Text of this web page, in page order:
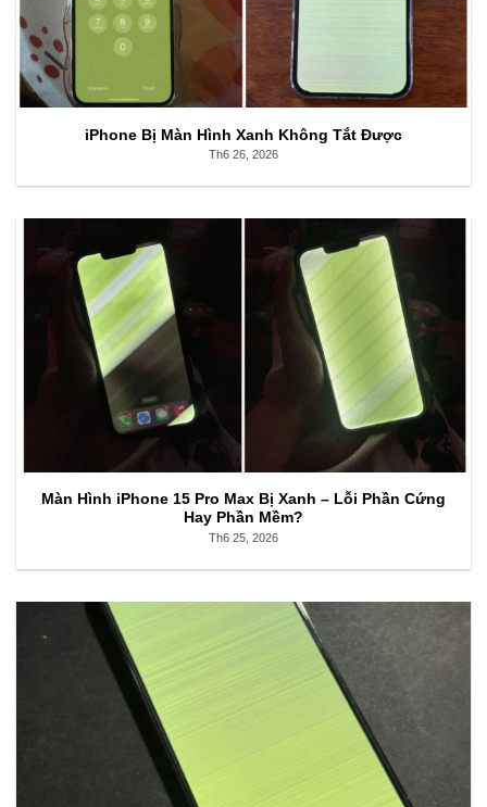
iPhone Bị Màn Hình Xanh Không Tắt Được
Th6 26, 2026
Màn Hình iPhone 15 Pro Max Bị Xanh – Lỗi Phần Cứng
Hay Phần Mềm?
Th6 25, 2026